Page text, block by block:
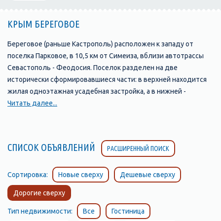
КРЫМ БЕРЕГОВОЕ
Береговое (раньше Кастрополь) расположен к западу от
поселка Парковое, в 10,5 км от Симеиза, вблизи автотрассы
Севастополь - Феодосия. Поселок разделен на две
исторически сформировавшиеся части: в верхней находится
жилая одноэтажная усадебная застройка, а в нижней -
приморская курортная зона.
живописному виду скала объявлена памятником природы и
находится под охраной государства. Наибольше впечатление
поднимается на высоту 120 метров и образует мыс. Скала
сложена из спилитовых и кератоспилитовых порфиритов,
переслаивающихся туфов, с включениями из обломков
изверженных пород.
Читать далее...
СПИСОК ОБЪЯВЛЕНИЙ РАСШИРЕННЫЙ ПОИСК
Сортировка: Новые сверху Дешевые сверху
Дорогие сверху
Тип недвижимости: Все Гостиница